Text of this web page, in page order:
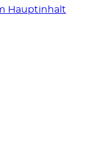
Hauptinhalt